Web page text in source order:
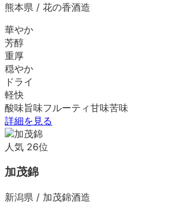
熊本県 / 花の香酒造
華やか
芳醇
重厚
穏やか
ドライ
軽快
酸味旨味フルーティ甘味苦味
詳細を見る
人気 26位
加茂錦
新潟県 / 加茂錦酒造